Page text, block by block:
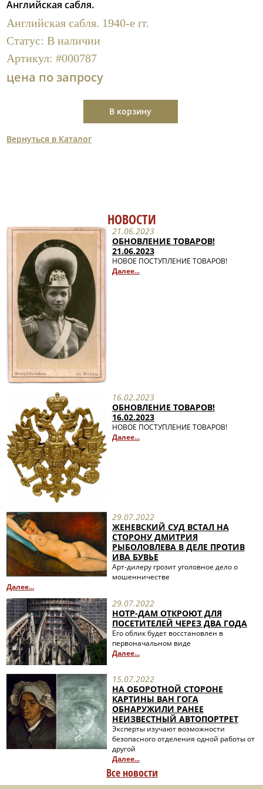
Полезные ссылки
Английская сабля.
Английская сабля. 1940-е гг.
Статус:В наличии
Артикул:#000787
цена по запросу
В корзину
Вернуться в Каталог
НОВОСТИ
21.06.2023
ОБНОВЛЕНИЕ ТОВАРОВ!
21.06.2023
НОВОЕ ПОСТУПЛЕНИЕ ТОВАРОВ!
Далее...
16.02.2023
ОБНОВЛЕНИЕ ТОВАРОВ!
16.02.2023
НОВОЕ ПОСТУПЛЕНИЕ ТОВАРОВ!
Далее...
29.07.2022
ЖЕНЕВСКИЙ СУД ВСТАЛ НА
СТОРОНУ ДМИТРИЯ
РЫБОЛОВЛЕВА В ДЕЛЕ ПРОТИВ
ИВА БУВЬЕ
Арт-дилеру грозит уголовное дело о
мошенничестве
Далее...
29.07.2022
НОТР-ДАМ ОТКРОЮТ ДЛЯ
ПОСЕТИТЕЛЕЙ ЧЕРЕЗ ДВА ГОДА
Его облик будет восстановлен в
первоначальном виде
Далее...
15.07.2022
НА ОБОРОТНОЙ СТОРОНЕ
КАРТИНЫ ВАН ГОГА
ОБНАРУЖИЛИ РАНЕЕ
НЕИЗВЕСТНЫЙ АВТОПОРТРЕТ
Эксперты изучают возможности
безопасного отделения одной работы от
другой
Далее...
Все новости